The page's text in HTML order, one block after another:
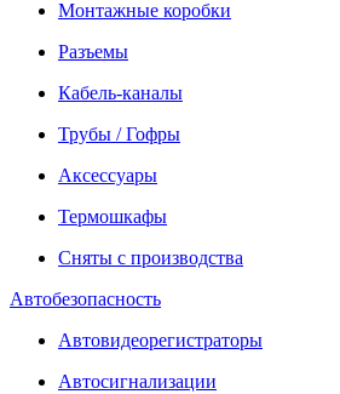
Монтажные коробки
Разъемы
Кабель-каналы
Трубы / Гофры
Аксессуары
Термошкафы
Сняты с производства
Автобезопасность
Автовидеорегистраторы
Автосигнализации